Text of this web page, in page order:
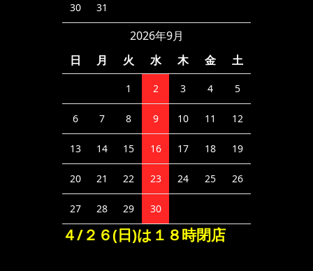
30 31
2026年9月
日
月 火 水 木 金 土
1 2 3 4 5
6 7 8 9 10 11 12
13 14 15 16 17 18 19
20 21 22 23 24 25 26
27 28 29 30
４/２６(日)は１８時閉店